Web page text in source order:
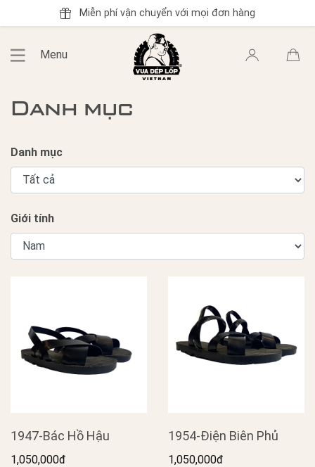
Miễn phí vận chuyển với mọi đơn hàng
Menu
Danh mục
Danh mục
Giới tính
1947-Bác Hồ Hậu
1,050,000đ
1954-Điện Biên Phủ
1,050,000đ